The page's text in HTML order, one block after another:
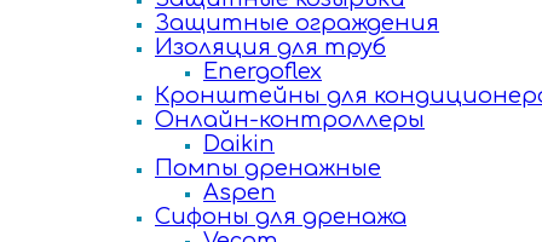
Защитные ограждения
Изоляция для труб
Energoflex
Кронштейны для
Онлайн-контроллеры
Daikin
Помпы дренажные
Aspen
Сифоны для дренажа